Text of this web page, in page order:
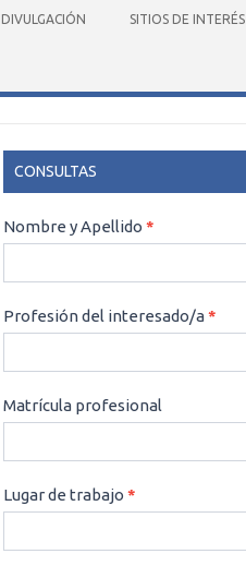
DIVULGACIÓN SITIOS DE INTERÉS
CONSULTAS
CONSULTAS
Nombre y Apellido*
Profesión del interesado/a*
Matrícula profesional
Lugar de trabajo*